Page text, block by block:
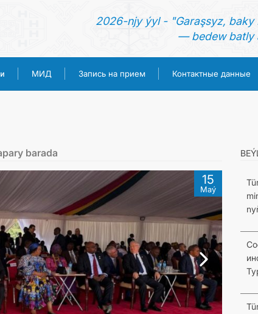
2026-njy ýyl - "Garaşsyz, baky
— bedew batly
МИД Запись на прием Контактные данные
ТУРКМЕНИСТАН
КОНСУЛЬСКИЕ УСЛУГИ
МИД
ЗАПИСЬ НА ПРИЕМ
КОНТАКТНЫЕ ДАННЫЕ
barada
15
Maý